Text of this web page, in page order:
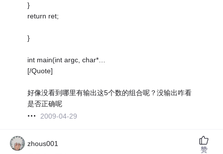
}
return ret;
}
int main(int argc, char*…
[/Quote]
好像没看到哪里有输出这5个数的组合呢？没输出咋看
是否正确呢
2009-04-29
zhous001
赞